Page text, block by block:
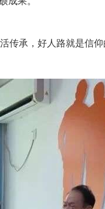
传承，好人路就是信